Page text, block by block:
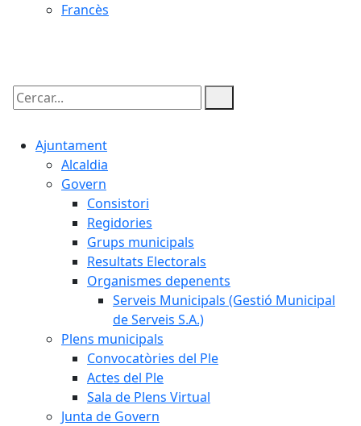
Francès
Cercar:
Ajuntament
Alcaldia
Govern
Consistori
Regidories
Grups municipals
Resultats Electorals
Organismes depenents
Serveis Municipals (Gestió Municipal
de Serveis S.A.)
Plens municipals
Convocatòries del Ple
Actes del Ple
Sala de Plens Virtual
Junta de Govern